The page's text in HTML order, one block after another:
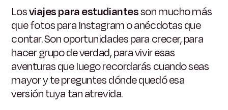
Losviajes para estudiantesson mucho más
que fotos para Instagram o anécdotas que
contar. Son oportunidades para crecer, para
hacer grupo de verdad, para vivir esas
aventuras que luego recordarás cuando seas
mayor y te preguntes dónde quedó esa
versión tuya tan atrevida.